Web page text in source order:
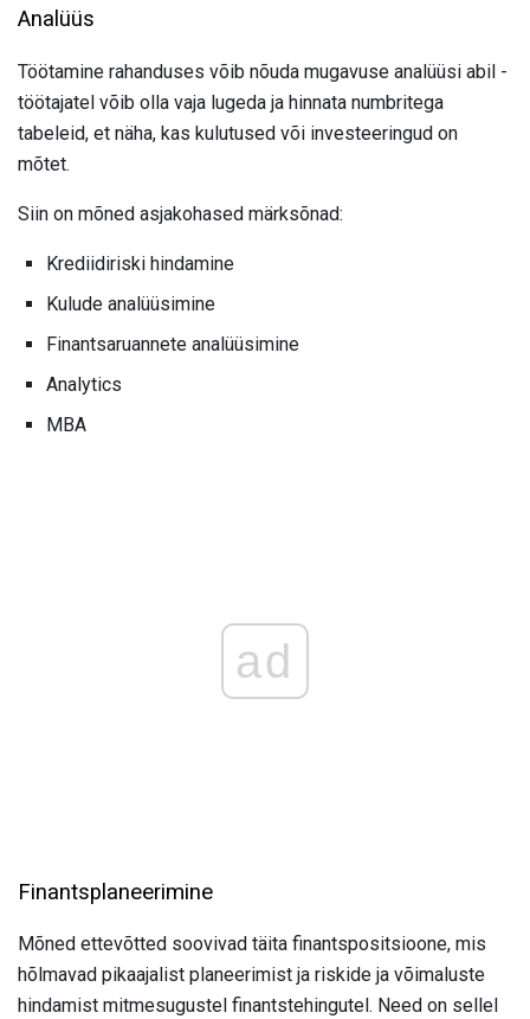
Analüüs
Töötamine rahanduses võib nõuda mugavuse analüüsi abil -
töötajatel võib olla vaja lugeda ja hinnata numbritega
tabeleid, et näha, kas kulutused või investeeringud on
mõtet.
Siin on mõned asjakohased märksõnad:
Krediidiriski hindamine
Kulude analüüsimine
Finantsaruannete analüüsimine
Analytics
MBA
ad
Finantsplaneerimine
Mõned ettevõtted soovivad täita finantspositsioone, mis
hõlmavad pikaajalist planeerimist ja riskide ja võimaluste
hindamist mitmesugustel finantstehingutel. Need on sellel